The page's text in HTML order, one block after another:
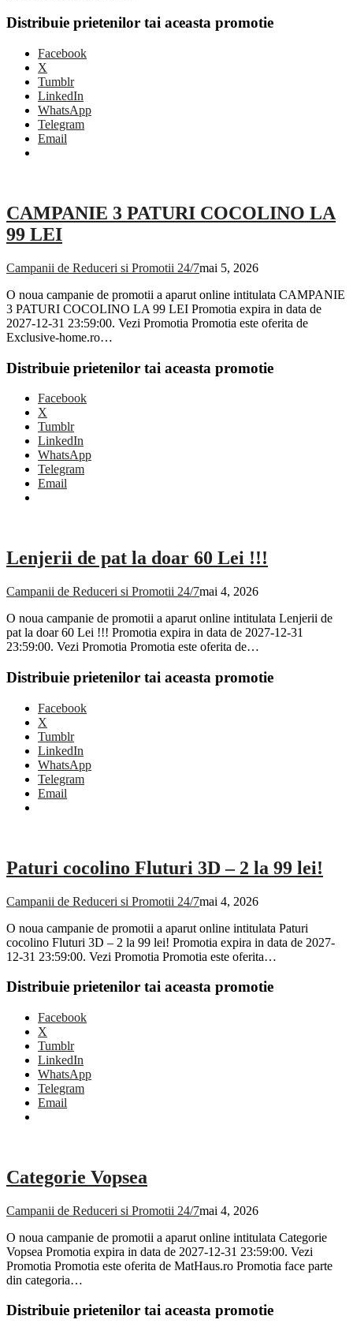
Distribuie prietenilor tai aceasta promotie
Facebook
X
Tumblr
LinkedIn
WhatsApp
Telegram
Email
CAMPANIE 3 PATURI COCOLINO LA
99 LEI
Campanii de Reduceri si Promotii 24/7mai 5, 2026
O noua campanie de promotii a aparut online intitulata CAMPANIE
3 PATURI COCOLINO LA 99 LEI Promotia expira in data de
2027-12-31 23:59:00. Vezi Promotia Promotia este oferita de
Exclusive-home.ro…
Distribuie prietenilor tai aceasta promotie
Facebook
X
Tumblr
LinkedIn
WhatsApp
Telegram
Email
Lenjerii de pat la doar 60 Lei !!!
Campanii de Reduceri si Promotii 24/7mai 4, 2026
O noua campanie de promotii a aparut online intitulata Lenjerii de
pat la doar 60 Lei !!! Promotia expira in data de 2027-12-31
23:59:00. Vezi Promotia Promotia este oferita de…
Distribuie prietenilor tai aceasta promotie
Facebook
X
Tumblr
LinkedIn
WhatsApp
Telegram
Email
Paturi cocolino Fluturi 3D – 2 la 99 lei!
Campanii de Reduceri si Promotii 24/7mai 4, 2026
O noua campanie de promotii a aparut online intitulata Paturi
cocolino Fluturi 3D – 2 la 99 lei! Promotia expira in data de 2027-
12-31 23:59:00. Vezi Promotia Promotia este oferita…
Distribuie prietenilor tai aceasta promotie
Facebook
X
Tumblr
LinkedIn
WhatsApp
Telegram
Email
Categorie Vopsea
Campanii de Reduceri si Promotii 24/7mai 4, 2026
O noua campanie de promotii a aparut online intitulata Categorie
Vopsea Promotia expira in data de 2027-12-31 23:59:00. Vezi
Promotia Promotia este oferita de MatHaus.ro Promotia face parte
din categoria…
Distribuie prietenilor tai aceasta promotie